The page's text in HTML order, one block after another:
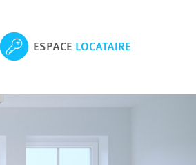
ESPACE LOCATAIRE